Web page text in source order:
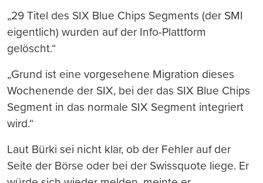
„29 Titel des SIX Blue Chips Segments (der SMI
eigentlich) wurden auf der Info-Plattform
gelöscht.“
„Grund ist eine vorgesehene Migration dieses
Wochenende der SIX, bei der das SIX Blue Chips
Segment in das normale SIX Segment integriert
wird.“
Laut Bürki sei nicht klar, ob der Fehler auf der
Seite der Börse oder bei der Swissquote liege. Er